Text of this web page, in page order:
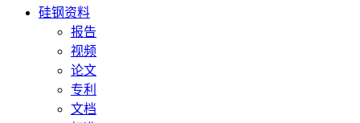
硅钢资料
报告
视频
论文
专利
文档